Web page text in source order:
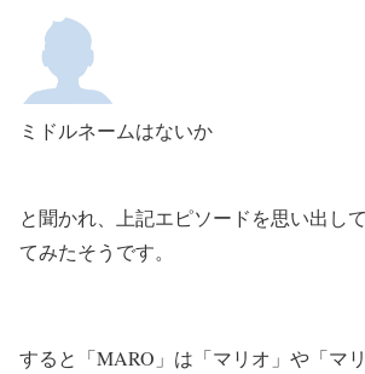
ミドルネームはないか
と聞かれ、上記エピソードを思い出し
てみたそうです。
すると「MARO」は「マリオ」や「マ